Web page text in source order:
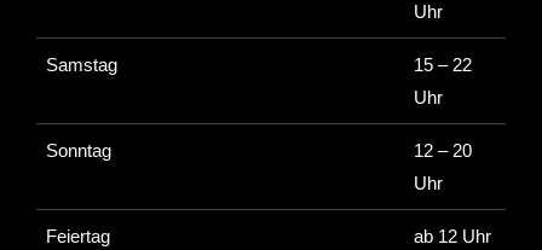
Uhr
Samstag
15 – 22
Uhr
Sonntag
12 – 20
Uhr
Feiertag ab 12 Uhr